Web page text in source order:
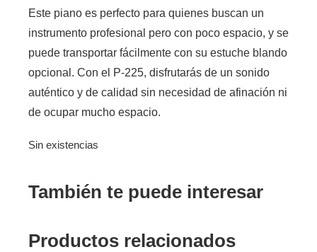
Este piano es perfecto para quienes buscan un
instrumento profesional pero con poco espacio, y se
puede transportar fácilmente con su estuche blando
opcional. Con el P-225, disfrutarás de un sonido
auténtico y de calidad sin necesidad de afinación ni
de ocupar mucho espacio.
Sin existencias
También te puede interesar
Productos relacionados